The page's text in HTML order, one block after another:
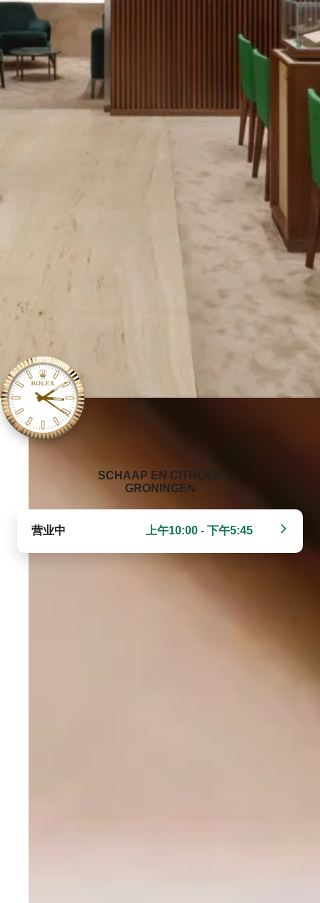
‭SCHAAP EN CITROEN
GRONINGEN‬
营业中 上午10:00 - 下午5:45